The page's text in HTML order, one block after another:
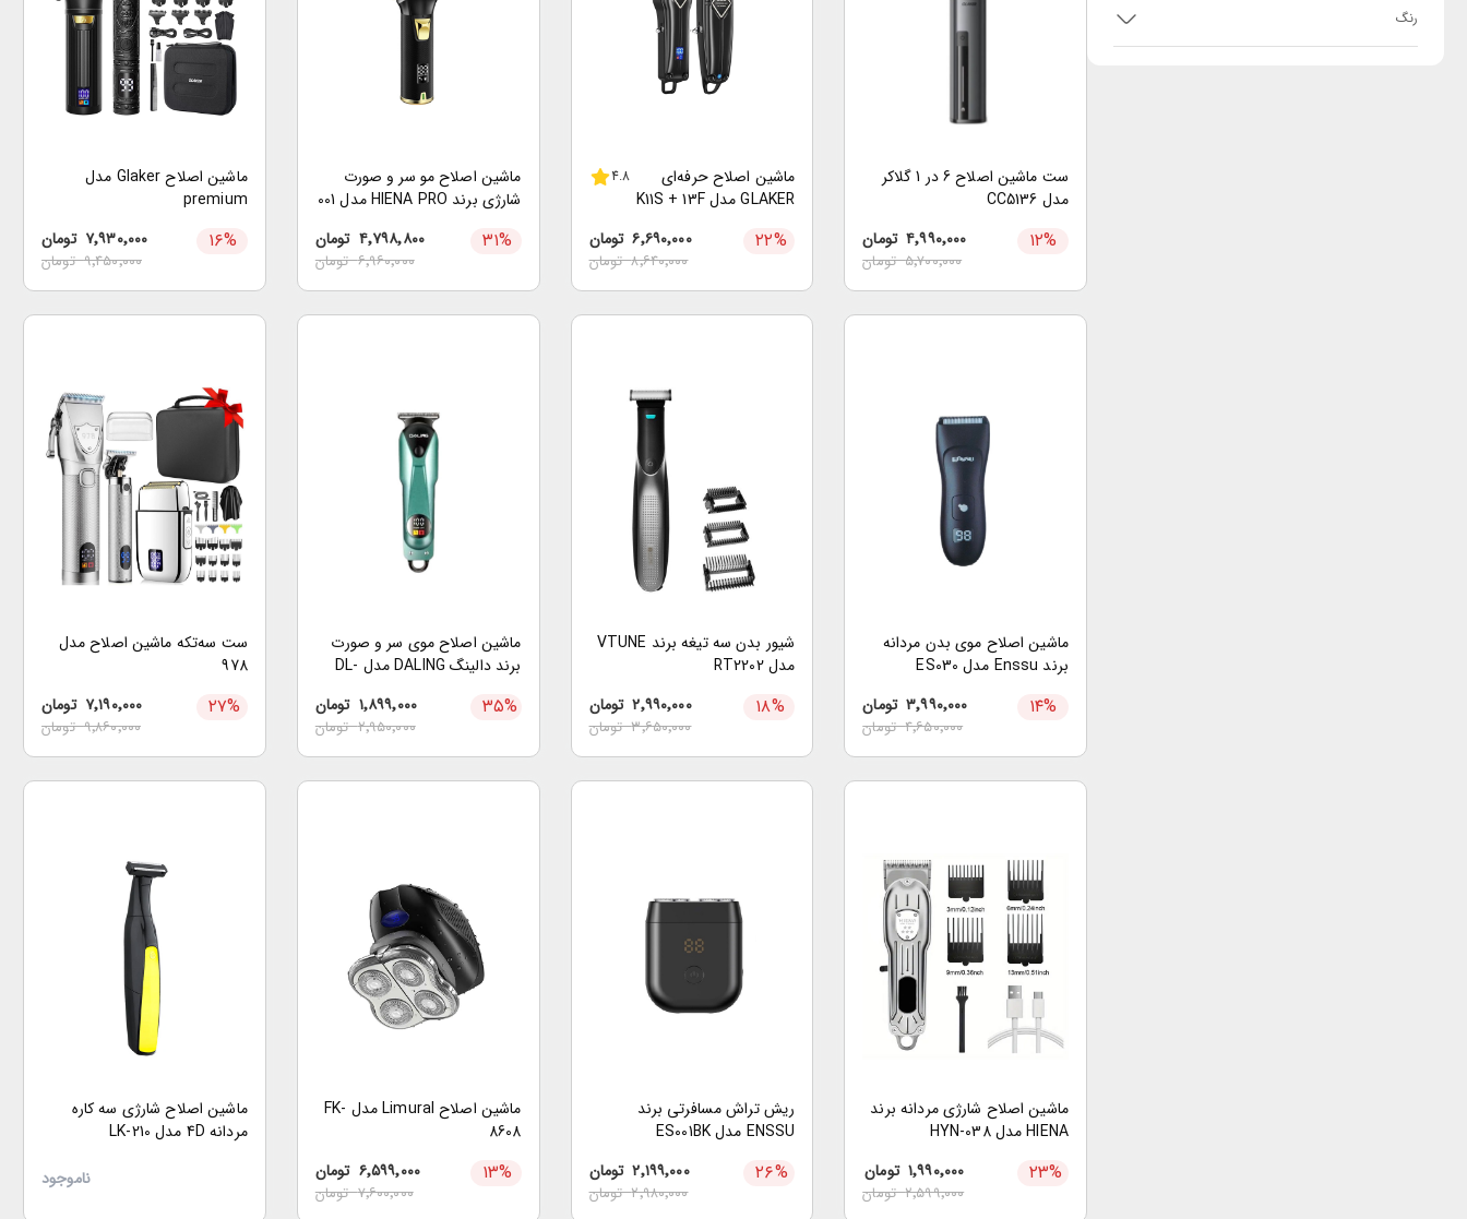
رنگ
ست ماشین اصلاح 6 در 1 گلاکر
مدل CC5136
۱۲% ۴٬۹۹۰٬۰۰۰تومان
۵٬۷۰۰٬۰۰۰تومان
ماشین اصلاح حرفه‌ای
GLAKER مدل K11S + 13F
4.8
۲۲% ۶٬۶۹۰٬۰۰۰تومان
۸٬۶۴۰٬۰۰۰تومان
ماشین اصلاح مو سر و صورت
شارژی برند HIENA PRO مدل 001
۳۱% ۴٬۷۹۸٬۸۰۰ تومان
۶٬۹۶۰٬۰۰۰تومان
ماشین اصلاح Glaker مدل
premium
۱۶% ۷٬۹۳۰٬۰۰۰ تومان
۹٬۴۵۰٬۰۰۰تومان
ماشین اصلاح موی بدن مردانه
برند Enssu مدل ES030
۱۴% ۳٬۹۹۰٬۰۰۰تومان
۴٬۶۵۰٬۰۰۰تومان
شیور بدن سه تیغه برند VTUNE
مدل RT2202
۱۸% ۲٬۹۹۰٬۰۰۰تومان
۳٬۶۵۰٬۰۰۰تومان
ماشین اصلاح موی سر و صورت
برند دالینگ DALING مدل DL-
۳۵% ۱٬۸۹۹٬۰۰۰ تومان
۲٬۹۵۰٬۰۰۰تومان
ست سه‌تکه ماشین اصلاح مدل
978
۲۷% ۷٬۱۹۰٬۰۰۰ تومان
۹٬۸۶۰٬۰۰۰تومان
ماشین اصلاح شارژی مردانه برند
HIENA مدل HYN-038
۲۳% ۱٬۹۹۰٬۰۰۰تومان
۲٬۵۹۹٬۰۰۰تومان
ریش تراش مسافرتی برند
ENSSU مدل ES001BK
۲۶% ۲٬۱۹۹٬۰۰۰تومان
۲٬۹۸۰٬۰۰۰تومان
ماشین اصلاح Limural مدل FK-
8608
۱۳% ۶٬۵۹۹٬۰۰۰ تومان
۷٬۶۰۰٬۰۰۰تومان
ماشین اصلاح شارژی سه کاره
مردانه 4D مدل LK-210
ناموجود